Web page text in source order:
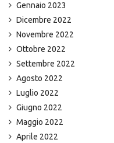
Gennaio 2023
Dicembre 2022
Novembre 2022
Ottobre 2022
Settembre 2022
Agosto 2022
Luglio 2022
Giugno 2022
Maggio 2022
Aprile 2022